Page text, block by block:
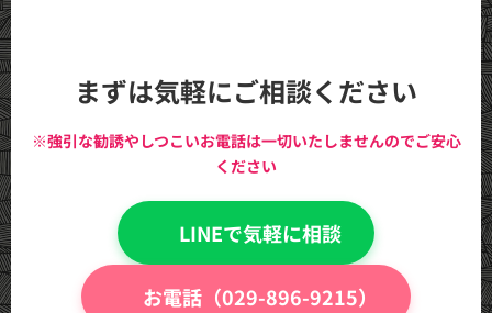
まずは気軽にご相談ください
※強引な勧誘やしつこいお電話は一切いたしませんのでご安心
ください
💬 LINEで気軽に相談
📞 お電話（029-896-9215）